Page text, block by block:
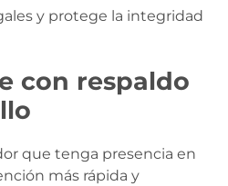
y protege la integridad
con respaldo
que tenga presencia en
más rápida y